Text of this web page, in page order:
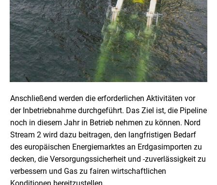
Anschließend werden die erforderlichen Aktivitäten vor
der Inbetriebnahme durchgeführt. Das Ziel ist, die Pipeline
noch in diesem Jahr in Betrieb nehmen zu können. Nord
Stream 2 wird dazu beitragen, den langfristigen Bedarf
des europäischen Energiemarktes an Erdgasimporten zu
decken, die Versorgungssicherheit und -zuverlässigkeit zu
verbessern und Gas zu fairen wirtschaftlichen